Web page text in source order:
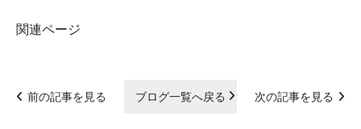
関連ページ
前の記事を見る ブログ一覧へ戻る 次の記事を見る